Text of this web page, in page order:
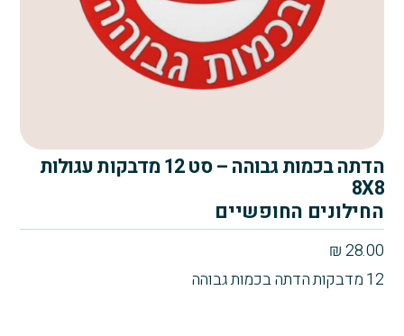
הדתה בכמות גבוהה – סט 12 מדבקות עגולות
8X8
החילונים החופשיים
₪28.00
12 מדבקות הדתה בכמות גבוהה